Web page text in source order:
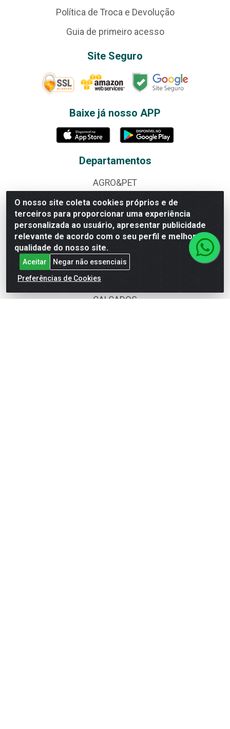
O nosso site coleta cookies próprios e de
terceiros para proporcionar uma experiência
personalizada ao usuário, apresentar publicidade
relevante de acordo com o seu perfil e melhorar a
qualidade do nosso site.
Aceitar
Negar não essenciais
Preferências de Cookies
Política de Troca e Devolução
Guia de primeiro acesso
Site Seguro
Baixe já nosso APP
Departamentos
AGRO&PET
ALBUNS E FIGURINHAS
ALIMENTOS
BAZAR
BEBIDAS
BOMBONIERE
CALÇADOS